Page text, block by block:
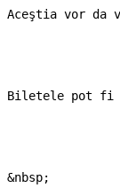
Aceştia vor da
Biletele pot fi
&nbsp;